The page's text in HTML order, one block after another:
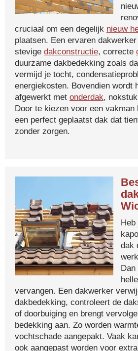
cruciaal om een degelijk nieuw
plaatsen. Een ervaren
stevige dakconstructie, correcte
duurzame dakbedekking zoals
vermijd je tocht,
energiekosten. Bovendien wordt
afgewerkt met onderdak,
Door te kiezen voor een
een perfect geplaatst dak dat
zonder zorgen.
dak
vervangen. Een dakwerker
dakbedekking, controleert de
of doorbuiging en brengt
bedekking aan. Zo worden
vochtschade aangepakt. Vaak
ook aangepast worden voor